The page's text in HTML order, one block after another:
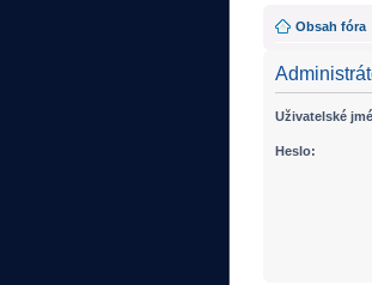
Obsah fóra
Uživatelské
Heslo: